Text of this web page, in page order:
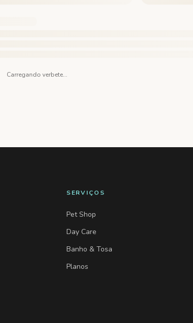
Carregando verbete...
SERVIÇOS
Pet Shop
Day Care
Banho & Tosa
Planos